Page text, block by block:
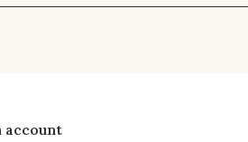
account